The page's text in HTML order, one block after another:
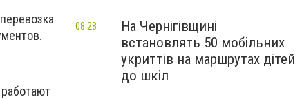
На Чернігівщині
встановлять 50 мобільних
укриттів на маршрутах дітей
до шкіл
08:28